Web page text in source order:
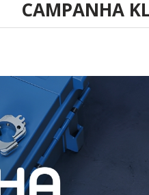
CAMPANHA